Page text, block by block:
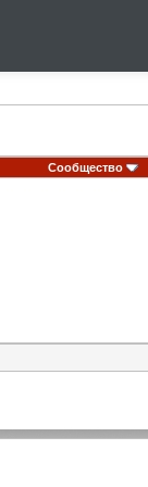
Сообщество